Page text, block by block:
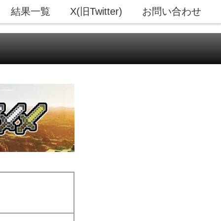
結果一覧 X(旧Twitter) お問い合わせ